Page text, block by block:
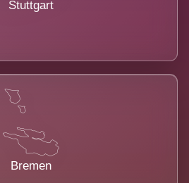
Stuttgart
Bremen